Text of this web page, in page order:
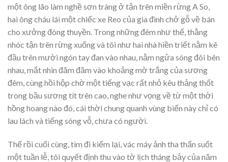
một ông lão làm nghề sơn tràng ở tận trên miền rừng A So,
hai ông cháu lái một chiếc xe Reo của gia đình chở gỗ về bán
cho xưởng đóng thuyền. Trong những đêm như thế, thằng
nhóc tận trên rừng xuống và tôi như hai nhà hiền triết nằm kê
đầu trên mười ngón tay đan vào nhau, nằm ngửa sóng đôi bên
nhau, mắt nhìn đăm đăm vào khoảng mờ trắng của sương
đêm, cùng hồi hộp chờ một tiếng vạc rất nhỏ kêu thảng thốt
trong bầu sương tít trên cao, nghe như vọng về từ một thời
hồng hoang nào đó, cái thời chung quanh vùng biển này chỉ có
lau lách và tiếng sóng vỗ, chưa có người.
Thế rồi cuối cùng, tìm đi kiếm lại, vác máy ảnh tha thẩn suốt
một tuần lễ, tôi quyết định thu vào tờ lịch tháng bảy của năm